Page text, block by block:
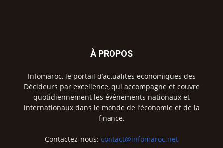
À PROPOS
Infomaroc, le portail d’actualités économiques des
Décideurs par excellence, qui accompagne et couvre
quotidiennement les événements nationaux et
internationaux dans le monde de l’économie et de la
finance.
Contactez-nous: contact@infomaroc.net